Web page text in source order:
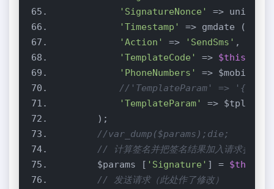
'SignatureNonce'
'Timestamp'
=> gmdate (
'Action'
=> 'SendSms'
'TemplateCode'
=> $this
'PhoneNumbers'
//'TemplateParam' =>
'TemplateParam'
=>
//var_dump($params);die;
// 计算签名并把签名结果加入请求参数
$params [ 'Signature' ] = $this
// 发送请求（此处作了修改）